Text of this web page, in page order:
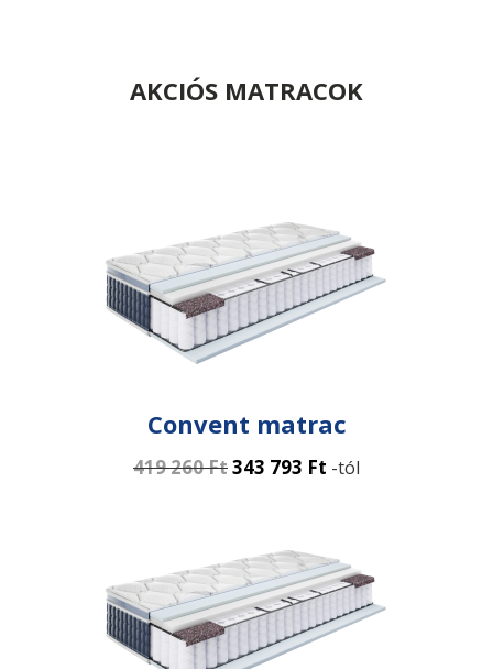
AKCIÓS MATRACOK
Convent matrac
419 260Ft343 793 Ft -tól